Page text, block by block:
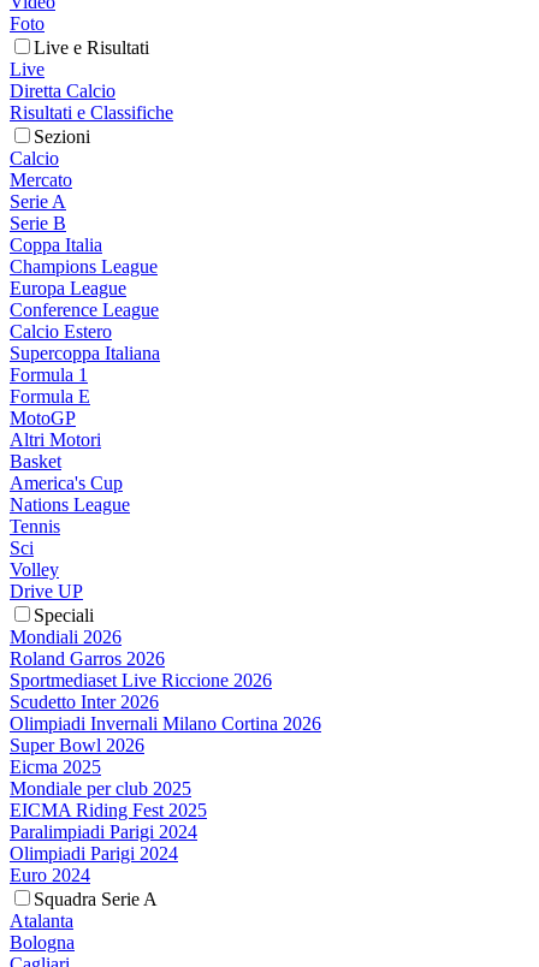
Foto
Live e Risultati
Live
Diretta Calcio
Risultati e Classifiche
Sezioni
Calcio
Mercato
Serie A
Serie B
Coppa Italia
Champions League
Europa League
Conference League
Calcio Estero
Supercoppa Italiana
Formula 1
Formula E
MotoGP
Altri Motori
Basket
America's Cup
Nations League
Tennis
Sci
Volley
Drive UP
Speciali
Mondiali 2026
Roland Garros 2026
Sportmediaset Live Riccione 2026
Scudetto Inter 2026
Olimpiadi Invernali Milano Cortina 2026
Super Bowl 2026
Eicma 2025
Mondiale per club 2025
EICMA Riding Fest 2025
Paralimpiadi Parigi 2024
Olimpiadi Parigi 2024
Euro 2024
Squadra Serie A
Atalanta
Bologna